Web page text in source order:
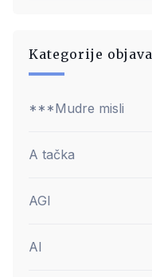
Kategorije objava
***Mudre misli
A tačka
AGI
AI